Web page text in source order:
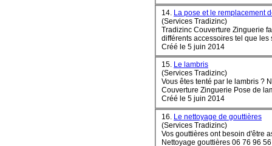
14. La pose et le remplacement
(Services Tradizinc)
Tradizinc Couverture Zinguerie
différents accessoires tel que les
Créé le 5 juin 2014
15. Le lambris
(Services Tradizinc)
Vous êtes tenté par le lambris ?
Créé le 5 juin 2014
16. Le nettoyage de gouttières
(Services Tradizinc)
Vos gouttières ont besoin d'être assainies